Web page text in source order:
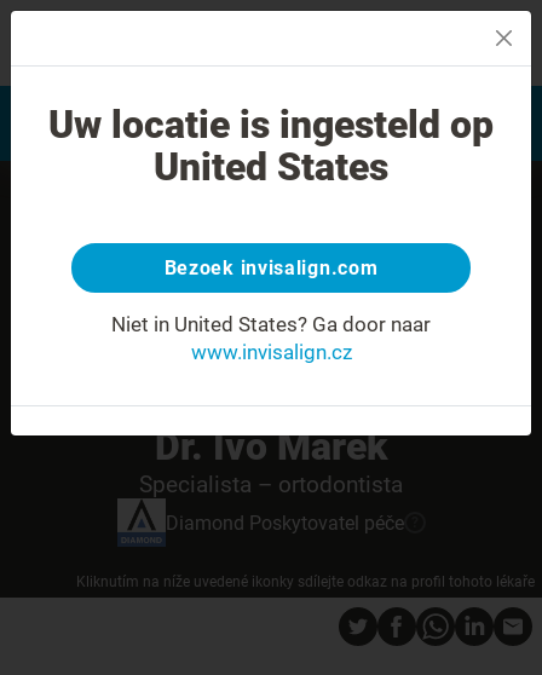
Hodnocení úsměvu
Najít poskytovatele léčby
Invisalign
Dr. Ivo Marek
Specialista – ortodontista
Diamond Poskytovatel péče
Kliknutím na níže uvedené ikonky sdílejte odkaz na profil tohoto lékaře
Uw locatie is ingesteld op
United States
Bezoek invisalign.com
Niet in United States? Ga door naar
www.invisalign.cz